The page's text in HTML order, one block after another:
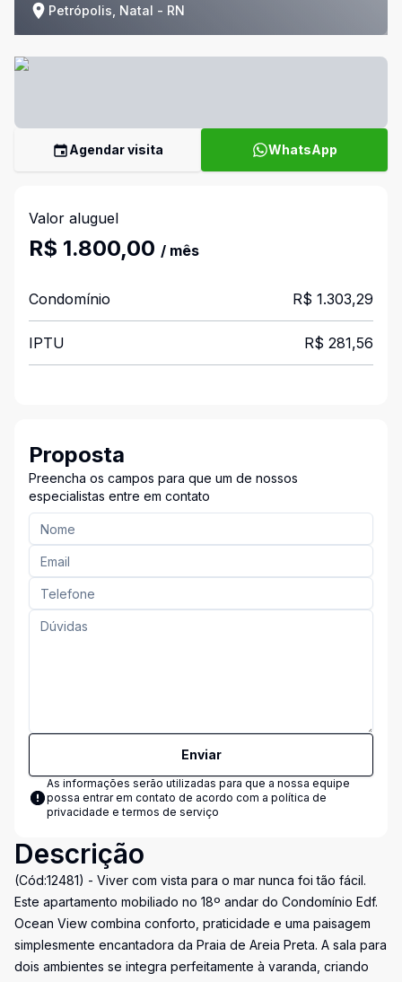
Petrópolis, Natal - RN
Agendar visita WhatsApp
Valor aluguel
R$ 1.800,00 / mês
Condomínio R$ 1.303,29
IPTU R$ 281,56
Proposta
Preencha os campos para que um de nossos
especialistas entre em contato
Enviar
As informações serão utilizadas para que a nossa equipe
possa entrar em contato de acordo com a política de
privacidade e termos de serviço
Descrição
(Cód:12481) - Viver com vista para o mar nunca foi tão fácil.
Este apartamento mobiliado no 18º andar do Condomínio Edf.
Ocean View combina conforto, praticidade e uma paisagem
simplesmente encantadora da Praia de Areia Preta. A sala para
dois ambientes se integra perfeitamente à varanda, criando